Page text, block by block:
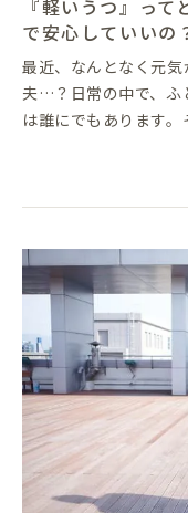
『軽いうつ』っ
で安心していいの
最近、なんとなく元
夫…？日常の中で、ふ
は誰にでもあります